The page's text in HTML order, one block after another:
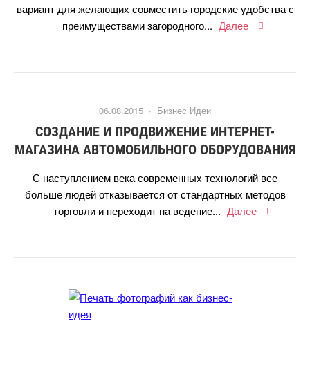
ариант для желающих совместить городские удобства с
преимуществами загородного... Далее
06.08.2015 · Бизнес Идеи
CОЗДАНИЕ И ПРОДВИЖЕНИЕ ИНТЕРНЕТ-
МАГАЗИНА АВТОМОБИЛЬНОГО ОБОРУДОВАНИЯ
С наступлением века современных технологий все
ольше людей отказывается от стандартных методо
торговли и переходит на ведение... Далее